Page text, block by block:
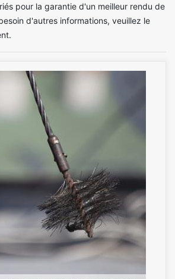
pour la garantie d'un meilleur rendu de
d'autres informations, veuillez le